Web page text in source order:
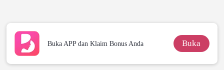
Buka APP dan Klaim Bonus Anda Buka